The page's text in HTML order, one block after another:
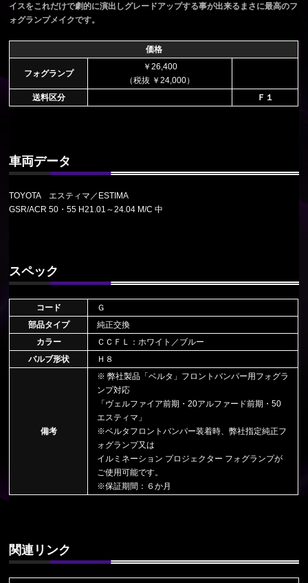
イスをこれだけで劇的に演出しグレードアップする事が出来るまさに最高のフ
ォグランプメイクです。
価格
フォグランプ
￥26,400
（税抜 ￥24,000）
送料区分
Ｆ１
車両データ
TOYOTA エスティマ／ESTIMA
GSR/ACR 50・55 H21.01～24.04 M/C 中
スペック
コード
Ｇ
部品タイプ
純正交換
カラー
ＣＣＦＬ：ホワイト／ブルー
バルブ形状
Ｈ８
備考
※ 弊社製品「ベルタ」フロントバンパー用フォグラ
ンプ対応
「ヴェルファイア前期・20アルファード前期・50
エスティマ」
※ベルタフロントバンパー装着時、弊社指定純正フ
ォグランプ又は
イルミネーション プロジェクター フォグランプが
ご使用可能です。
※保証期間：６か月
関連リンク